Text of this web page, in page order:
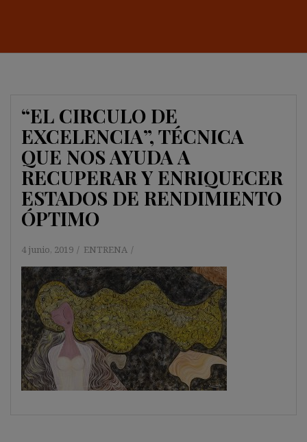
“EL CIRCULO DE
EXCELENCIA”, TÉCNICA
QUE NOS AYUDA A
RECUPERAR Y ENRIQUECER
ESTADOS DE RENDIMIENTO
ÓPTIMO
4 junio, 2019 ENTRENA